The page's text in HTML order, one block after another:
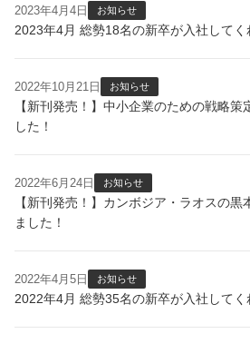
2023年4月4日 お知らせ
2023年4月 総勢18名の新卒が入社してく
2022年10月21日 お知らせ
【新刊発売！】中小企業のための戦略策
した！
2022年6月24日 お知らせ
【新刊発売！】カンボジア・ラオスの
ました！
2022年4月5日 お知らせ
2022年4月 総勢35名の新卒が入社してく